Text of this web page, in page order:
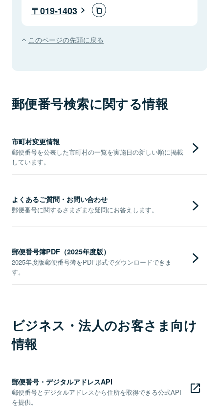
019-1403
このページの先頭に戻る
郵便番号検索に関する情報
市町村変更情報
郵便番号を公表した市町村の一覧を実施日の新しい順に掲載
しています。
よくあるご質問・お問い合わせ
郵便番号に関するさまざまな疑問にお答えします。
郵便番号簿PDF（2025年度版）
2025年度版郵便番号簿をPDF形式でダウンロードできま
す。
ビジネス・法人のお客さま向け
情報
郵便番号・デジタルアドレスAPI
郵便番号とデジタルアドレスから住所を取得できる公式API
を提供。